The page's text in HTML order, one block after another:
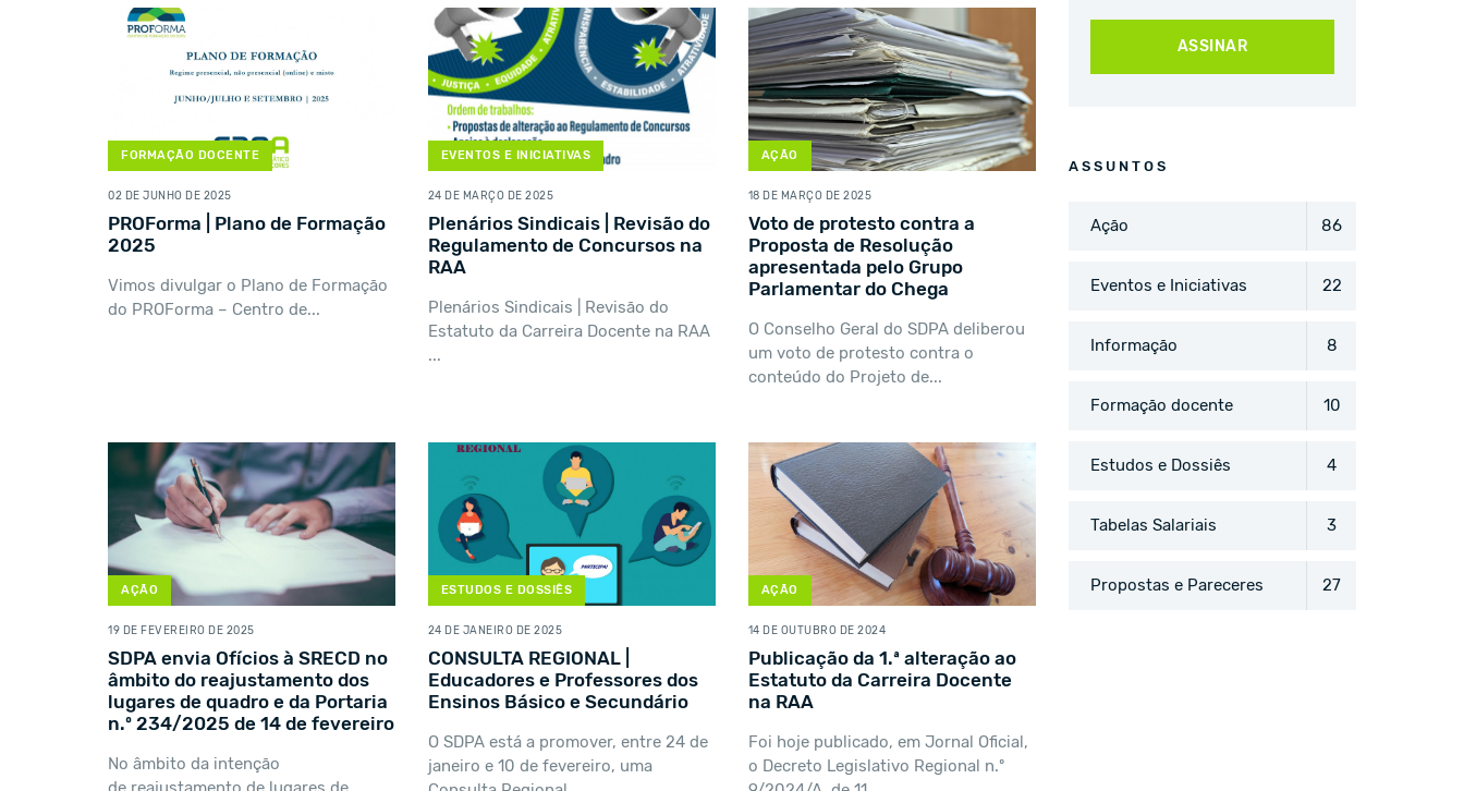
FORMAÇÃO DOCENTE
02 DE JUNHO DE 2025
PROForma | Plano de Formação
2025
Vimos divulgar o Plano de Formação
do PROForma – Centro de...
EVENTOS E INICIATIVAS
24 DE MARÇO DE 2025
Plenários Sindicais | Revisão do
Regulamento de Concursos na
RAA
Plenários Sindicais | Revisão do
Estatuto da Carreira Docente na RAA
...
AÇÃO
18 DE MARÇO DE 2025
Voto de protesto contra a
Proposta de Resolução
apresentada pelo Grupo
Parlamentar do Chega
O Conselho Geral do SDPA deliberou
um voto de protesto contra o
conteúdo do Projeto de...
AÇÃO
19 DE FEVEREIRO DE 2025
SDPA envia Ofícios à SRECD no
âmbito do reajustamento dos
lugares de quadro e da Portaria
n.º 234/2025 de 14 de fevereiro
No âmbito da intenção
ESTUDOS E DOSSIÊS
24 DE JANEIRO DE 2025
CONSULTA REGIONAL |
Educadores e Professores dos
Ensinos Básico e Secundário
O SDPA está a promover, entre 24 de
janeiro e 10 de fevereiro, uma
AÇÃO
14 DE OUTUBRO DE 2024
Publicação da 1.ª alteração ao
Estatuto da Carreira Docente
na RAA
Foi hoje publicado, em Jornal Oficial,
o Decreto Legislativo Regional n.º
ASSINAR
ASSUNTOS
Ação 86
Eventos e Iniciativas 22
Informação 8
Formação docente 10
Estudos e Dossiês 4
Tabelas Salariais 3
Propostas e Pareceres 27